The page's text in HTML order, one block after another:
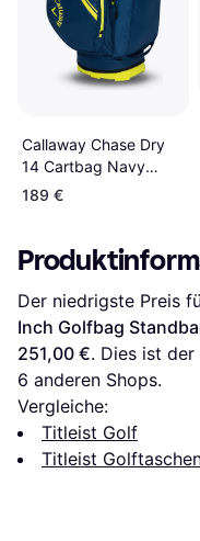
Callaway Chase Dry
14 Cartbag Navy
Yellow
189 €
Der niedrigste Preis
Inch Golfbag
251,00 €
6 anderen Shops.
Vergleiche:
Titleist Golf
Titleist